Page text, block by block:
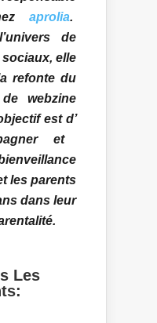
aprolia.
de
elle
refonte du
webzine
est d’
et
les parents
dans leur
Les